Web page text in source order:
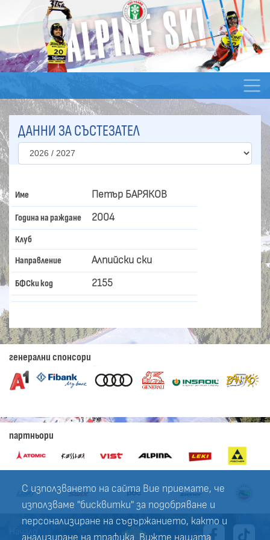
С използването на сайта Вие приемате, че
използваме "бисквитки" за подобряване и
персонализиране на съдържанието, както и
анализиране на трафика. Вижте нашата
ДАННИ ЗА СЪСТЕЗАТЕЛ
Име Петър БАРЯКОВ
Година на раждане 2004
Клуб
Направление Алпийски ски
БФСки код 2155
генерални спонсори
партньори